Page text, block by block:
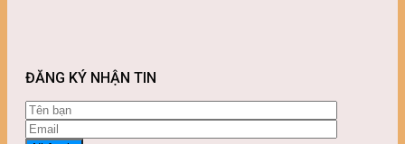
ĐĂNG KÝ NHẬN TIN